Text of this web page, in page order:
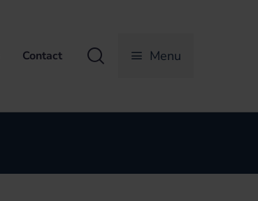
Contact Zoeken Menu